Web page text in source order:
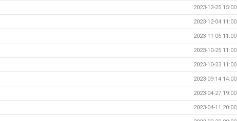
2023-12-25 15:00
2023-12-04 11:00
2023-11-06 11:00
2023-10-25 11:00
2023-10-23 11:00
2023-09-14 14:00
2023-04-27 19:00
2023-04-11 20:00